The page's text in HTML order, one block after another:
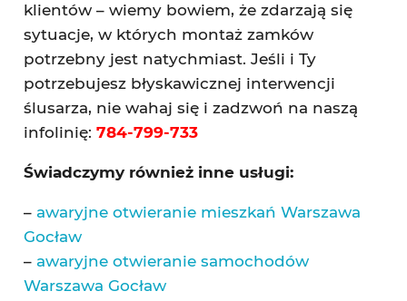
klientów – wiemy bowiem, że zdarzają się
sytuacje, w których montaż zamków
potrzebny jest natychmiast. Jeśli i Ty
potrzebujesz błyskawicznej interwencji
ślusarza, nie wahaj się i zadzwoń na naszą
infolinię: 784-799-733
Świadczymy również inne usługi:
– awaryjne otwieranie mieszkań Warszawa
Gocław
– awaryjne otwieranie samochodów
Warszawa Gocław